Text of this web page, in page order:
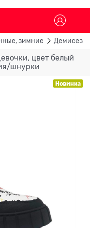
зимние
цвет белый
шнурки
Новинка